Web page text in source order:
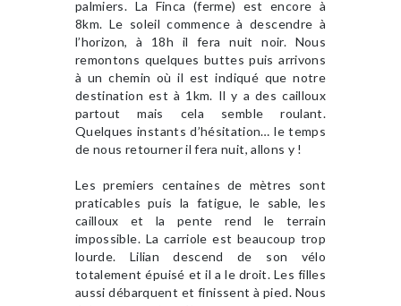
palmiers. La Finca (ferme) est encore à
8km. Le soleil commence à descendre à
l’horizon, à 18h il fera nuit noir. Nous
remontons quelques buttes puis arrivons
à un chemin où il est indiqué que notre
destination est à 1km. Il y a des cailloux
partout mais cela semble roulant.
Quelques instants d’hésitation… le temps
de nous retourner il fera nuit, allons y !
Les premiers centaines de mètres sont
praticables puis la fatigue, le sable, les
cailloux et la pente rend le terrain
impossible. La carriole est beaucoup trop
lourde. Lilian descend de son vélo
totalement épuisé et il a le droit. Les filles
aussi débarquent et finissent à pied. Nous